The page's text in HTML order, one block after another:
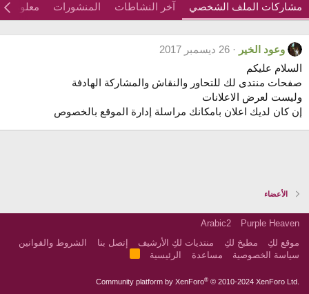
مشاركات الملف الشخصي آخر النشاطات المنشورات معلومات
وعود الخير
26 ديسمبر 2017
السلام عليكم
صفحات منتدى لك للتحاور والنقاش والمشاركة الهادفة
وليست لعرض الاعلانات
إن كان لديك اعلان بامكانك مراسلة إدارة الموقع بالخصوص
الأعضاء
Purple Heaven
Arabic2
موقع لكِ
مطبخ لكِ منتديات لكِ الأرشيف إتصل بنا
الشروط والقوانين
سياسة الخصوصية
مساعدة الرئيسية
Community platform by XenForo® © 2010-2024 XenForo Ltd.